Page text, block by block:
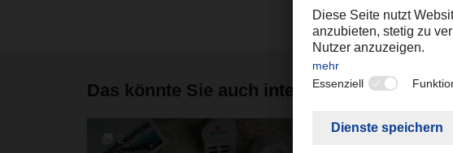
Das könnte Sie auch interessieren
2